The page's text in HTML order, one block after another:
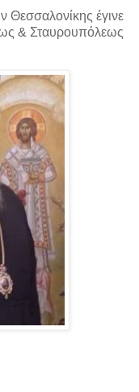
Θεσσαλονίκης έγινε
& Σταυρουπόλεως